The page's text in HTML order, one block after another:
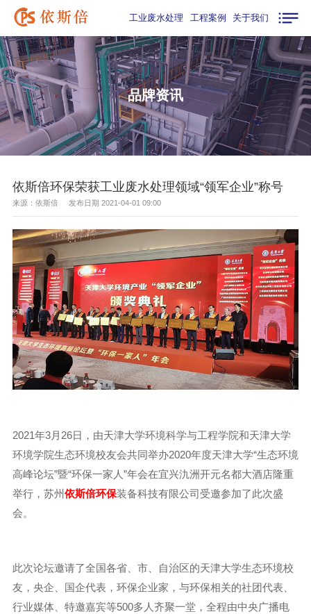
工业废水处理 工程案例 关于我们
品牌资讯
依斯倍环保荣获工业废水处理领域“领军企业”称号
来源：依斯倍 发布日期 2021-04-01 09:00
2021年3月26日，由天津大学环境科学与工程学院和天津大学
环境学院生态环境校友会共同举办2020年度天津大学“生态环境
高峰论坛”暨“环保一家人”年会在宜兴氿洲开元名都大酒店隆重
举行，苏州依斯倍环保装备科技有限公司受邀参加了此次盛
会。
此次论坛邀请了全国各省、市、自治区的天津大学生态环境校
友，央企、国企代表，环保企业家，与环保相关的社团代表、
行业媒体、特邀嘉宾等500多人齐聚一堂，全程由中央广播电